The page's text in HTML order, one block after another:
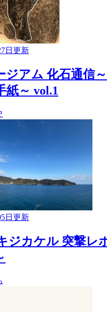
日更新
ジアム 化石通信
紙～ vol.1
日更新
ジカケル 突撃レ